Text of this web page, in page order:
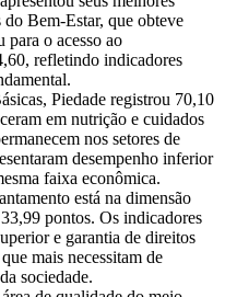
Bem-Estar, que obteve
para o acesso ao
refletindo indicadores
Piedade registrou 70,10
em nutrição e cuidados
nos setores de
desempenho inferior
faixa econômica.
está na dimensão
pontos. Os indicadores
e garantia de direitos
mais necessitam de
sociedade.